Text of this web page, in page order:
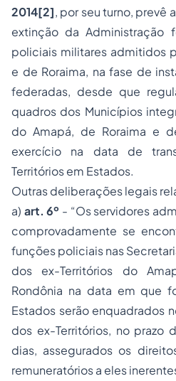
2014[2], por seu turno, prevê
extinção da Administração
policiais militares admitidos
e de Roraima, na fase de
federadas, desde que
quadros dos Municípios
do Amapá, de Roraima e
exercício na data de
Territórios em Estados.
Outras deliberações legais
a) art. 6º - “Os servidores
comprovadamente se
funções policiais nas
dos ex-Territórios do
Rondônia na data em que
Estados serão enquadrados
dos ex-Territórios, no prazo
dias, assegurados os
remuneratórios a eles